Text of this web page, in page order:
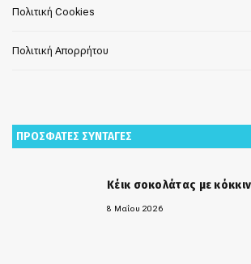
Πολιτική Cookies
Πολιτική Απορρήτου
ΠΡΟΣΦΑΤΕΣ ΣΥΝΤΑΓΕΣ
Κέικ σοκολάτας με
8 Μαΐου 2026